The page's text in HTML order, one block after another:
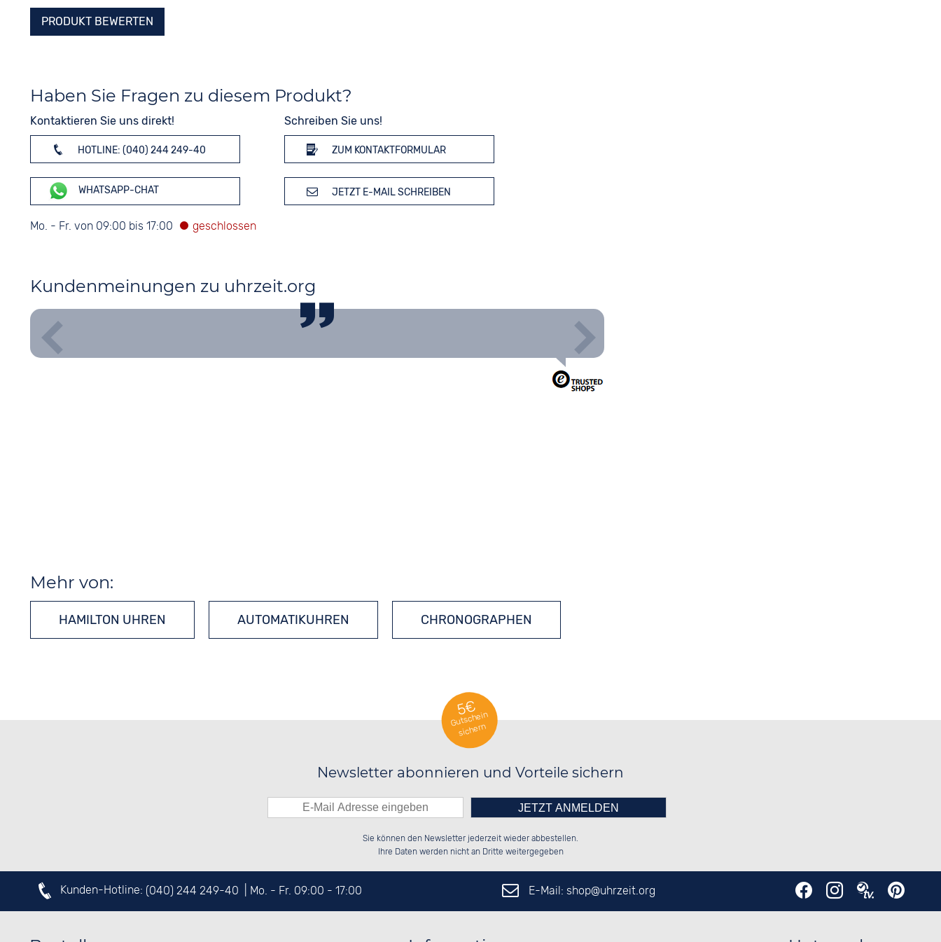
PRODUKT BEWERTEN
Haben Sie Fragen zu diesem Produkt?
Kontaktieren Sie uns direkt!
HOTLINE: (040) 244 249-40
WHATSAPP-CHAT
Mo. - Fr. von 09:00 bis 17:00
Schreiben Sie uns!
ZUM KONTAKTFORMULAR
JETZT E-MAIL SCHREIBEN
Kundenmeinungen zu uhrzeit.org
Mehr von:
HAMILTON UHREN AUTOMATIKUHREN CHRONOGRAPHEN
5€
Gutschein
sichern
Newsletter abonnieren und Vorteile sichern
██░░░░░░██░░██░░██░░░░░░██░░░░░░
██████░░██████░░██████░░██████░░
░░░░██░░░░░░██░░░░░░██░░██░░██░░
Bitte tragen Sie die Zahl in
das nebenstehende Feld ein.
Sie können den Newsletter jederzeit wieder abbestellen.
Ihre Daten werden nicht an Dritte weitergegeben
Kunden-Hotline: (040) 244 249-40 | Mo. - Fr. 09:00 - 17:00 E-Mail: shop@uhrzeit.org